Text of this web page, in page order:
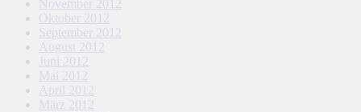
November 2012
Oktober 2012
September 2012
August 2012
Juni 2012
Mai 2012
April 2012
März 2012